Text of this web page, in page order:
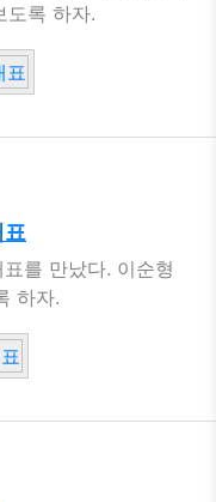
도록 하자.
표
를 만났다. 이순형
하자.